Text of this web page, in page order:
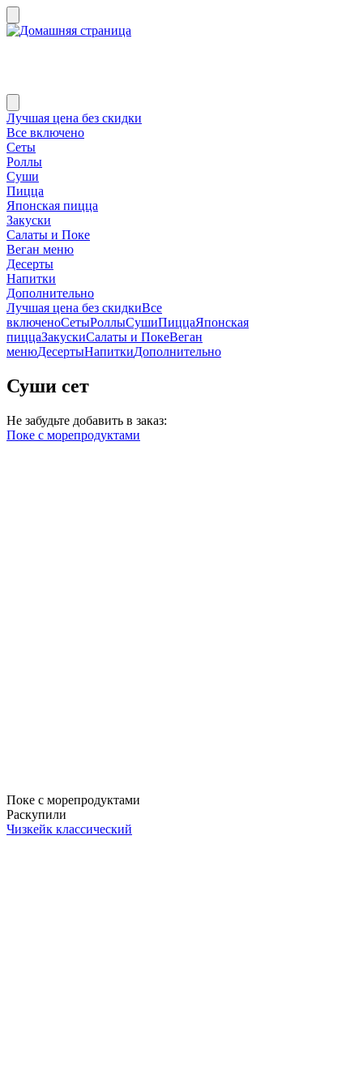
Лучшая цена без скидки
Все включено
Сеты
Роллы
Суши
Пицца
Японская пицца
Закуски
Салаты и Поке
Веган меню
Десерты
Напитки
Дополнительно
Лучшая цена без скидкиВсе
включеноСетыРоллыСушиПиццаЯпонская
пиццаЗакускиСалаты и ПокеВеган
менюДесертыНапиткиДополнительно
Суши сет
Не забудьте добавить в заказ:
Поке с морепродуктами
Поке с морепродуктами
Раскупили
Чизкейк классический